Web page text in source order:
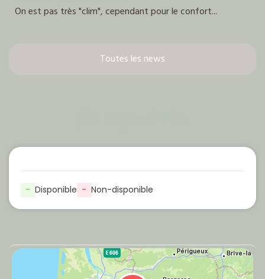
On est pas très "clim", cependant pour le confort...
Toutes les news
- Disponible - Non-disponible